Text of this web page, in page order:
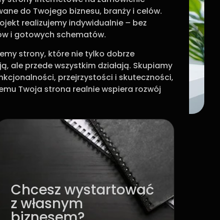
do Twojego biznesu, branży i celów.
realizujemy indywidualnie – bez
i gotowych schematów.
strony, które nie tylko dobrze
ale przede wszystkim działają. Skupiamy
przejrzystości i skuteczności,
Twoja strona realnie wspiera rozwój
Chcesz wystartować
z własnym